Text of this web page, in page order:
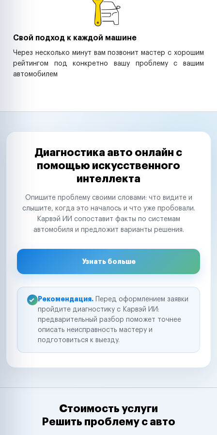
Свой подход к каждой машине
Через несколько минут вам позвонит мастер с хорошим
рейтингом под конкретно вашу проблему с вашим
автомобилем
Диагностика авто онлайн с
помощью искусственного
интеллекта
Опишите проблему своими словами: что видите и
слышите, когда это началось и что уже пробовали.
Карвэй ИИ сопоставит факты по системам
автомобиля и предложит варианты решения.
Узнать больше
Рекомендация. Перед оформлением заявки
пройдите диагностику с Карвэй ИИ:
предварительный разбор поможет точнее
описать неисправность мастеру и
подготовиться к выезду.
Стоимость услуги
Решить проблему с авто